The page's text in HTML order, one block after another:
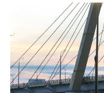
КОМУ ПРИНАДЛЕЖАТ
ТОРГОВЫЕ ЦЕНТРЫ
ТАТАРСТАНА
ИНВЕСТИЦИИ
МАШИНОСТРОЕНИЕ
НЕФТЕХИМИЯ
НЕФТЬ
ОПК
НОВОСТИ АВТО
НОВОСТИ БИЗНЕСА
РОЗНИЧНАЯ
ТРАНСПОРТ
ТЕХНОЛОГИИ
НОВОСТИ
IT
МЕРОПРИЯТИЯ
НОВОСТИ
СПОРТ